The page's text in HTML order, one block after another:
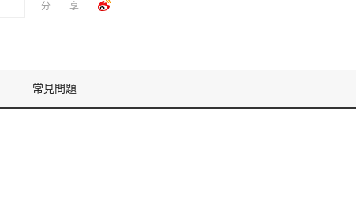
分享
常見問題